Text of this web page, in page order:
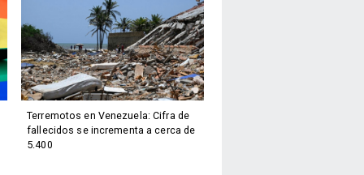
Terremotos en Venezuela: Cifra de
fallecidos se incrementa a cerca de
5.400